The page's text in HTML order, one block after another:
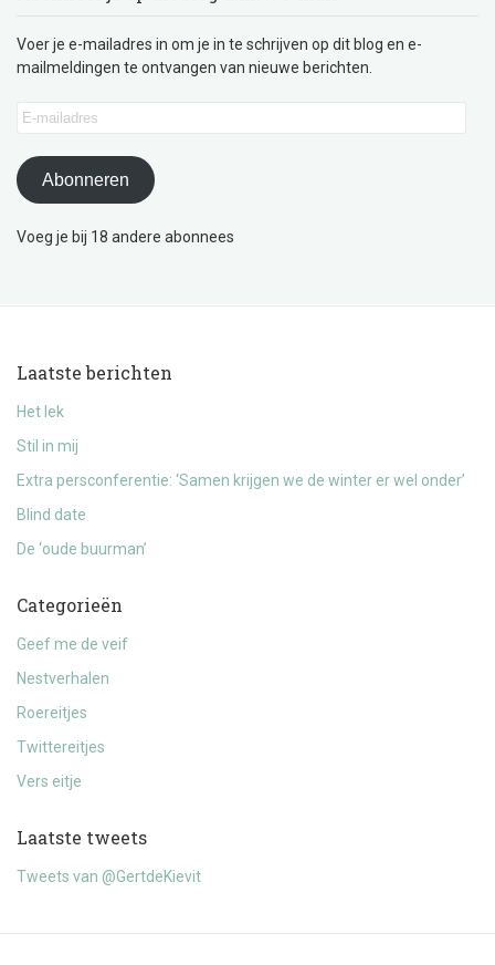
Voer je e-mailadres in om je in te schrijven op dit blog en e-
mailmeldingen te ontvangen van nieuwe berichten.
E-
Abonneren
Voeg je bij 18 andere abonnees
Laatste berichten
Het lek
Stil in mij
Extra persconferentie: ‘Samen krijgen we de winter er wel onder’
Blind date
De ‘oude buurman’
Categorieën
Geef me de veif
Nestverhalen
Roereitjes
Twittereitjes
Vers eitje
Laatste tweets
Tweets van @GertdeKievit